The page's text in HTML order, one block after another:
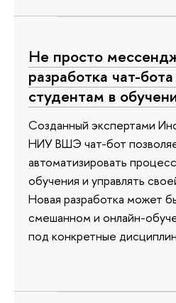
Не просто
разработка чат-
студентам в
Созданный экспертами
НИУ ВШЭ чат-бот
автоматизировать
обучения и управлять
Новая разработка может
смешанном и онлайн-
под конкретные